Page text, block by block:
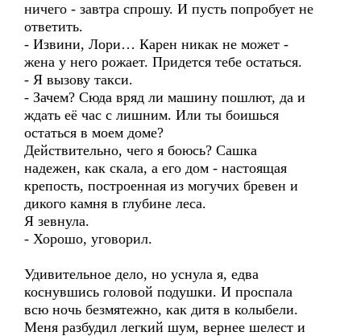
ничего - завтра спрошу. И пусть попробует не
ответить.
- Извини, Лори… Карен никак не может -
жена у него рожает. Придется тебе остаться.
- Я вызову такси.
- Зачем? Сюда вряд ли машину пошлют, да и
ждать её час с лишним. Или ты боишься
остаться в моем доме?
Действительно, чего я боюсь? Сашка
надежен, как скала, а его дом - настоящая
крепость, построенная из могучих бревен и
дикого камня в глубине леса.
Я зевнула.
- Хорошо, уговорил.
Удивительное дело, но уснула я, едва
коснувшись головой подушки. И проспала
всю ночь безмятежно, как дитя в колыбели.
Меня разбудил легкий шум, вернее шелест и